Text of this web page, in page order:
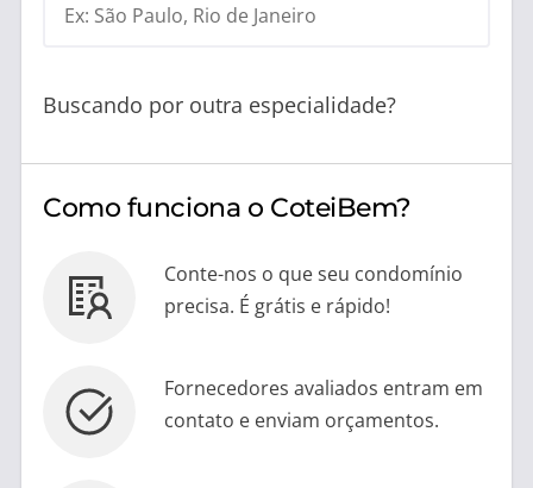
Ex: São Paulo, Rio de Janeiro
Buscando por outra especialidade?
Como funciona o CoteiBem?
Conte-nos o que seu condomínio
precisa. É grátis e rápido!
Fornecedores avaliados entram em
contato e enviam orçamentos.